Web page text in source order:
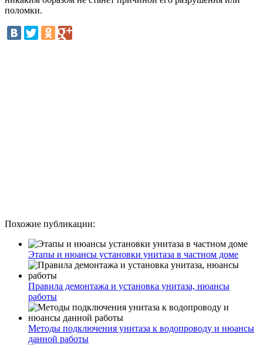
поломки.
Похожие публикации:
Этапы и нюансы установки унитаза в частном доме
Правила демонтажа и установка унитаза, нюансы
работы
Методы подключения унитаза к водопроводу и нюансы
данной работы